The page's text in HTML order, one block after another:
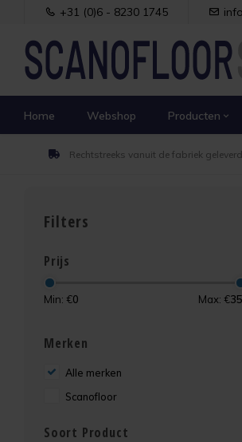
+31 (0)6 - 8230 1745
Home Webshop Producten
Rechtstreeks vanuit de fabriek geleverd
Filters
Prijs
Min: €0 Max: €35
Merken
Alle merken
Scanofloor
Soort Product